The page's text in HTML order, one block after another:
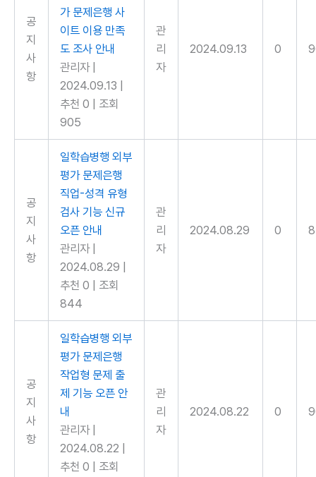
공
지
사
항
가 문제은행 사
이트 이용 만족
도 조사 안내
관리자
2024.09.13
추천 0
조회
905
관
리
자
2024.09.13 0
공
지
사
항
일학습병행 외부
평가 문제은행
직업-성격 유형
검사 기능 신규
오픈 안내
관리자
2024.08.29
추천 0
조회
844
관
리
자
2024.08.29 0
공
지
사
항
일학습병행 외부
평가 문제은행
작업형 문제 출
제 기능 오픈 안
내
관리자
2024.08.22
추천 0
조회
관
리
자
2024.08.22 0